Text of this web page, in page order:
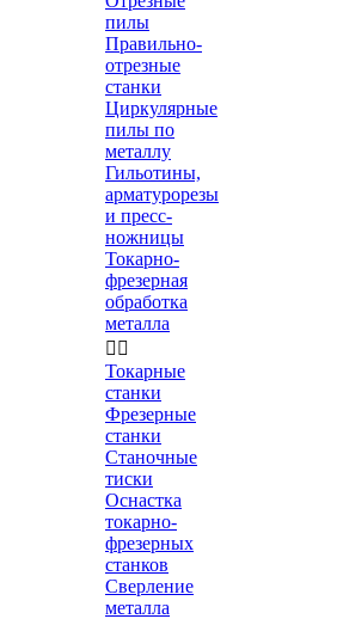
пилы
Правильно-
отрезные
станки
Циркулярные
пилы по
металлу
Гильотины,
арматурорезы
и пресс-
ножницы
Токарно-
фрезерная
обработка
металла
 
Токарные
станки
Фрезерные
станки
Станочные
тиски
Оснастка
токарно-
фрезерных
станков
Сверление
металла